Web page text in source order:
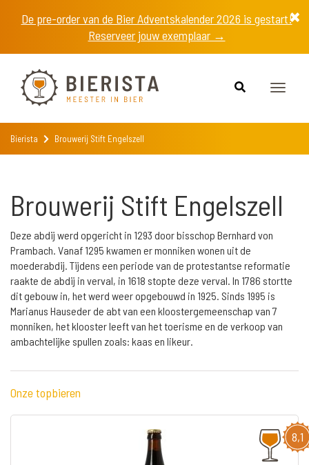
De pre-order van de Bier Adventskalender 2026 is gestart!
Reserveer jouw exemplaar →
Toggle
Bierista Brouwerij Stift Engelszell
Brouwerij Stift Engelszell
Deze abdij werd opgericht in 1293 door bisschop Bernhard von
Prambach. Vanaf 1295 kwamen er monniken wonen uit de
moederabdij. Tijdens een periode van de protestantse reformatie
raakte de abdij in verval, in 1618 stopte deze verval. In 1786 stortte
dit gebouw in, het werd weer opgebouwd in 1925. Sinds 1995 is
Marianus Hauseder de abt van een kloostergemeenschap van 7
monniken, het klooster leeft van het toerisme en de verkoop van
ambachtelijke spullen zoals: kaas en likeur.
Onze topbieren
8,1